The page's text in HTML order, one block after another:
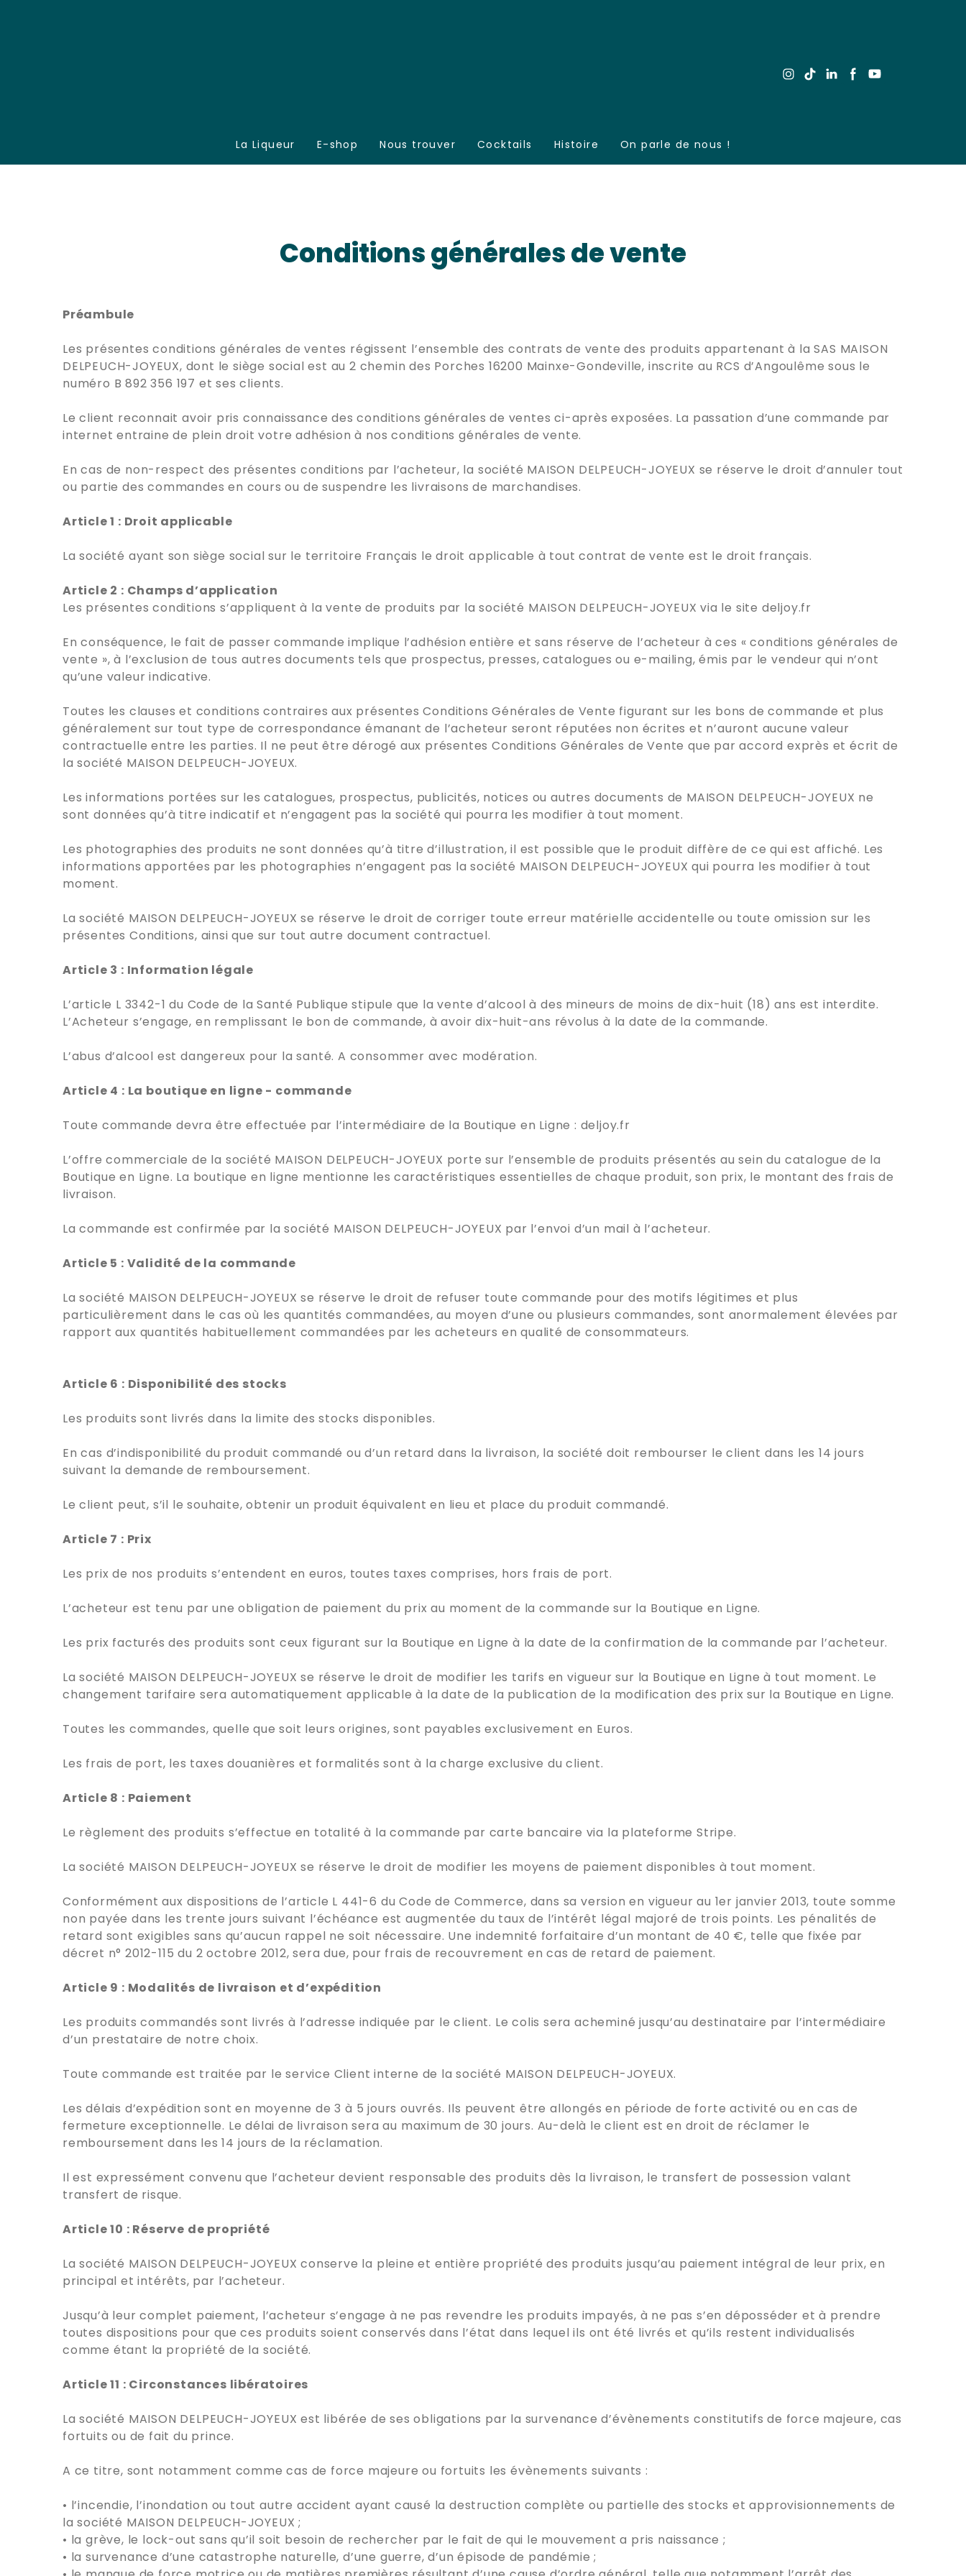
La Liqueur E-shop Nous trouver Cocktails Histoire On parle de nous !
Conditions générales de vente
Préambule
Les présentes conditions générales de ventes régissent l’ensemble des contrats de vente des produits appartenant à la SAS MAISON
DELPEUCH-JOYEUX, dont le siège social est au 2 chemin des Porches 16200 Mainxe-Gondeville, inscrite au RCS d’Angoulême sous le
numéro B 892 356 197 et ses clients.
Le client reconnait avoir pris connaissance des conditions générales de ventes ci-après exposées. La passation d’une commande par
internet entraine de plein droit votre adhésion à nos conditions générales de vente.
En cas de non-respect des présentes conditions par l’acheteur, la société MAISON DELPEUCH-JOYEUX se réserve le droit d’annuler tout
ou partie des commandes en cours ou de suspendre les livraisons de marchandises.
Article 1 : Droit applicable
La société ayant son siège social sur le territoire Français le droit applicable à tout contrat de vente est le droit français.
Article 2 : Champs d’application
Les présentes conditions s’appliquent à la vente de produits par la société MAISON DELPEUCH-JOYEUX via le site deljoy.fr
En conséquence, le fait de passer commande implique l’adhésion entière et sans réserve de l’acheteur à ces « conditions générales de
vente », à l’exclusion de tous autres documents tels que prospectus, presses, catalogues ou e-mailing, émis par le vendeur qui n’ont
qu’une valeur indicative.
Toutes les clauses et conditions contraires aux présentes Conditions Générales de Vente figurant sur les bons de commande et plus
généralement sur tout type de correspondance émanant de l’acheteur seront réputées non écrites et n’auront aucune valeur
contractuelle entre les parties. Il ne peut être dérogé aux présentes Conditions Générales de Vente que par accord exprès et écrit de
la société MAISON DELPEUCH-JOYEUX.
Les informations portées sur les catalogues, prospectus, publicités, notices ou autres documents de MAISON DELPEUCH-JOYEUX ne
sont données qu’à titre indicatif et n’engagent pas la société qui pourra les modifier à tout moment.
Les photographies des produits ne sont données qu’à titre d’illustration, il est possible que le produit diffère de ce qui est affiché. Les
informations apportées par les photographies n’engagent pas la société MAISON DELPEUCH-JOYEUX qui pourra les modifier à tout
moment.
La société MAISON DELPEUCH-JOYEUX se réserve le droit de corriger toute erreur matérielle accidentelle ou toute omission sur les
présentes Conditions, ainsi que sur tout autre document contractuel.
Article 3 : Information légale
L’article L 3342-1 du Code de la Santé Publique stipule que la vente d’alcool à des mineurs de moins de dix-huit (18) ans est interdite.
L’Acheteur s’engage, en remplissant le bon de commande, à avoir dix-huit-ans révolus à la date de la commande.
L’abus d’alcool est dangereux pour la santé. A consommer avec modération.
Article 4 : La boutique en ligne - commande
Toute commande devra être effectuée par l’intermédiaire de la Boutique en Ligne : deljoy.fr
L’offre commerciale de la société MAISON DELPEUCH-JOYEUX porte sur l’ensemble de produits présentés au sein du catalogue de la
Boutique en Ligne. La boutique en ligne mentionne les caractéristiques essentielles de chaque produit, son prix, le montant des frais de
livraison.
La commande est confirmée par la société MAISON DELPEUCH-JOYEUX par l’envoi d’un mail à l’acheteur.
Article 5 : Validité de la commande
La société MAISON DELPEUCH-JOYEUX se réserve le droit de refuser toute commande pour des motifs légitimes et plus
particulièrement dans le cas où les quantités commandées, au moyen d’une ou plusieurs commandes, sont anormalement élevées par
rapport aux quantités habituellement commandées par les acheteurs en qualité de consommateurs.
Article 6 : Disponibilité des stocks
Les produits sont livrés dans la limite des stocks disponibles.
En cas d’indisponibilité du produit commandé ou d’un retard dans la livraison, la société doit rembourser le client dans les 14 jours
suivant la demande de remboursement.
Le client peut, s’il le souhaite, obtenir un produit équivalent en lieu et place du produit commandé.
Article 7 : Prix
Les prix de nos produits s’entendent en euros, toutes taxes comprises, hors frais de port.
L’acheteur est tenu par une obligation de paiement du prix au moment de la commande sur la Boutique en Ligne.
Les prix facturés des produits sont ceux figurant sur la Boutique en Ligne à la date de la confirmation de la commande par l’acheteur.
La société MAISON DELPEUCH-JOYEUX se réserve le droit de modifier les tarifs en vigueur sur la Boutique en Ligne à tout moment. Le
changement tarifaire sera automatiquement applicable à la date de la publication de la modification des prix sur la Boutique en Ligne.
Toutes les commandes, quelle que soit leurs origines, sont payables exclusivement en Euros.
Les frais de port, les taxes douanières et formalités sont à la charge exclusive du client.
Article 8 : Paiement
Le règlement des produits s’effectue en totalité à la commande par carte bancaire via la plateforme Stripe.
La société MAISON DELPEUCH-JOYEUX se réserve le droit de modifier les moyens de paiement disponibles à tout moment.
Conformément aux dispositions de l’article L 441-6 du Code de Commerce, dans sa version en vigueur au 1er janvier 2013, toute somme
non payée dans les trente jours suivant l’échéance est augmentée du taux de l’intérêt légal majoré de trois points. Les pénalités de
retard sont exigibles sans qu’aucun rappel ne soit nécessaire. Une indemnité forfaitaire d’un montant de 40 €, telle que fixée par
décret n° 2012-115 du 2 octobre 2012, sera due, pour frais de recouvrement en cas de retard de paiement.
Article 9 : Modalités de livraison et d’expédition
Les produits commandés sont livrés à l’adresse indiquée par le client. Le colis sera acheminé jusqu’au destinataire par l’intermédiaire
d’un prestataire de notre choix.
Toute commande est traitée par le service Client interne de la société MAISON DELPEUCH-JOYEUX.
Les délais d’expédition sont en moyenne de 3 à 5 jours ouvrés. Ils peuvent être allongés en période de forte activité ou en cas de
fermeture exceptionnelle. Le délai de livraison sera au maximum de 30 jours. Au-delà le client est en droit de réclamer le
remboursement dans les 14 jours de la réclamation.
Il est expressément convenu que l’acheteur devient responsable des produits dès la livraison, le transfert de possession valant
transfert de risque.
Article 10 : Réserve de propriété
La société MAISON DELPEUCH-JOYEUX conserve la pleine et entière propriété des produits jusqu’au paiement intégral de leur prix, en
principal et intérêts, par l’acheteur.
Jusqu’à leur complet paiement, l’acheteur s’engage à ne pas revendre les produits impayés, à ne pas s’en déposséder et à prendre
toutes dispositions pour que ces produits soient conservés dans l’état dans lequel ils ont été livrés et qu’ils restent individualisés
comme étant la propriété de la société.
Article 11 : Circonstances libératoires
La société MAISON DELPEUCH-JOYEUX est libérée de ses obligations par la survenance d’évènements constitutifs de force majeure, cas
fortuits ou de fait du prince.
A ce titre, sont notamment comme cas de force majeure ou fortuits les évènements suivants :
• l’incendie, l’inondation ou tout autre accident ayant causé la destruction complète ou partielle des stocks et approvisionnements de
la société MAISON DELPEUCH-JOYEUX ;
• la grève, le lock-out sans qu’il soit besoin de rechercher par le fait de qui le mouvement a pris naissance ;
• la survenance d’une catastrophe naturelle, d’une guerre, d’un épisode de pandémie ;